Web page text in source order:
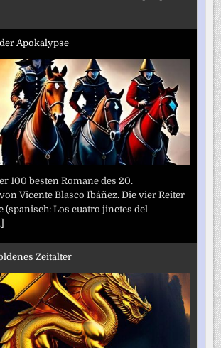
Apokalypse
100 besten Romane des 20.
Vicente Blasco Ibáñez. Die vier Reiter
(spanisch: Los cuatro jinetes del
Zeitalter